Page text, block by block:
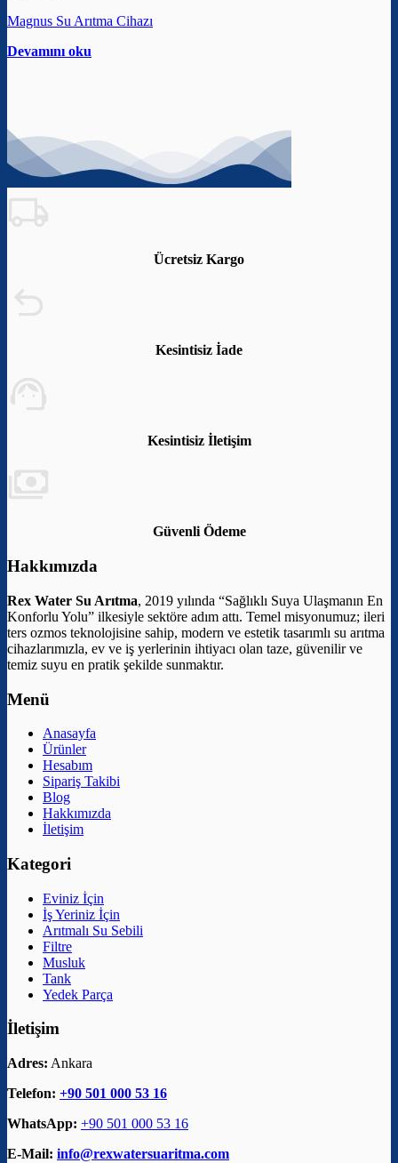
Magnus Su Arıtma Cihazı
Devamını oku
Ücretsiz Kargo
Kesintisiz İade
Kesintisiz İletişim
Güvenli Ödeme
Hakkımızda
Rex Water Su Arıtma, 2019 yılında “Sağlıklı Suya Ulaşmanın En
Konforlu Yolu” ilkesiyle sektöre adım attı. Temel misyonumuz; ileri
ters ozmos teknolojisine sahip, modern ve estetik tasarımlı su arıtma
cihazlarımızla, ev ve iş yerlerinin ihtiyacı olan taze, güvenilir ve
temiz suyu en pratik şekilde sunmaktır.
Menü
Anasayfa
Ürünler
Hesabım
Sipariş Takibi
Blog
Hakkımızda
İletişim
Kategori
Eviniz İçin
İş Yeriniz İçin
Arıtmalı Su Sebili
Filtre
Musluk
Tank
Yedek Parça
İletişim
Adres: Ankara
Telefon: +90 501 000 53 16
WhatsApp: +90 501 000 53 16
E-Mail: info@rexwatersuaritma.com